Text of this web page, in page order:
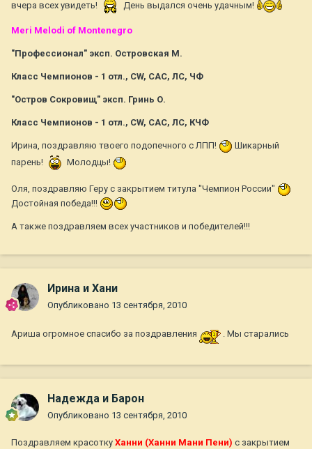
вчера всех увидеть! День выдался очень удачным!
Meri Melodi of Montenegro
"Профессионал" эксп. Островская М.
Класс Чемпионов - 1 отл., CW, САС, ЛС, ЧФ
"Остров Сокровищ" эксп. Гринь О.
Класс Чемпионов - 1 отл., CW, САС, ЛС, КЧФ
Ирина, поздравляю твоего подопечного с ЛПП!
Шикарный
парень!
Молодцы!
Оля, поздравляю Геру с закрытием титула "Чемпион России"
Достойная победа!!!
А также поздравляем всех участников и победителей!!!
Ирина и Хани
Опубликовано 13 сентября, 2010
Ариша огромное спасибо за поздравления . Мы старались
Надежда и Барон
Опубликовано 13 сентября, 2010
Поздравляем красотку Ханни (Ханни Мани Пени) с закрытием